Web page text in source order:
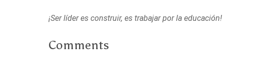
¡Ser líder es construir, es trabajar por la educación!
Comments